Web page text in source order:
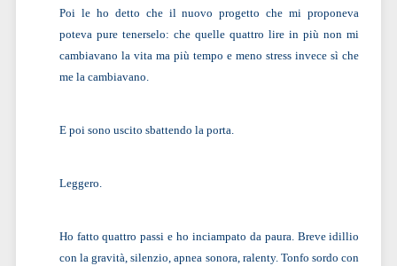
Poi le ho detto che il nuovo progetto che mi proponeva
poteva pure tenerselo: che quelle quattro lire in più non mi
cambiavano la vita ma più tempo e meno stress invece sì che
me la cambiavano.
E poi sono uscito sbattendo la porta.
Leggero.
Ho fatto quattro passi e ho inciampato da paura. Breve idillio
con la gravità, silenzio, apnea sonora, ralenty. Tonfo sordo con